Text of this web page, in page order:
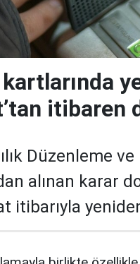
itibaren
Düzenleme
alınan karar
itibarıyla